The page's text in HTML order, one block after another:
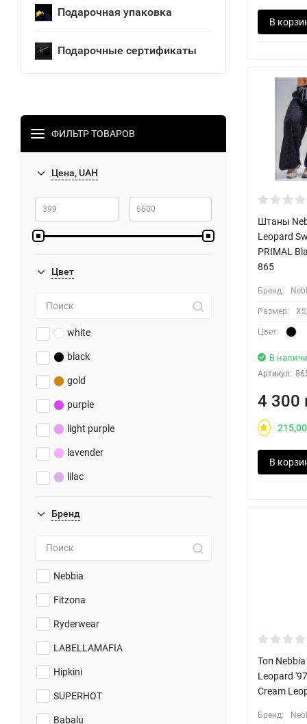
Подарочная упаковка
Подарочные сертификаты
ФИЛЬТР ТОВАРОВ
Цена, UAH
Цвет
white
black
gold
purple
light purple
lavender
lilac
mint
pistachio
sage
emerald
light green
green
dark green
khaki
Бренд
Nebbia
Fitzona
Ryderwear
LABELLAMAFIA
Hipkini
SUPERHOT
Babalu
В
Штаны
Leopard
PRIMAL
865
Бренд:
Размер:
Цвет:
В
Артикул:
4 300
215,00
В
Топ
Leopard
Cream
Бренд: